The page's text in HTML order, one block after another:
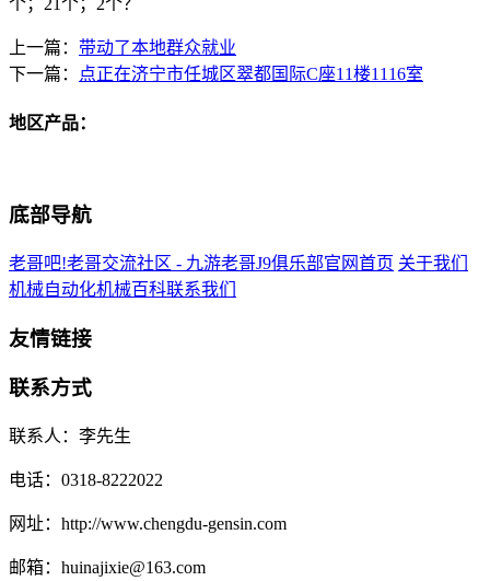
个；21个；2个？
上一篇： 带动了本地群众就业
下一篇：
点正在济宁市任城区翠都国际C座11楼1116室
地区产品：
底部导航
老哥吧!老哥交流社区 - 九游老哥J9俱乐部官网首页 关于我们
机械自动化机械百科联系我们
友情链接
联系方式
联系人：李先生
电话：0318-8222022
网址：http://www.chengdu-gensin.com
邮箱：huinajixie@163.com